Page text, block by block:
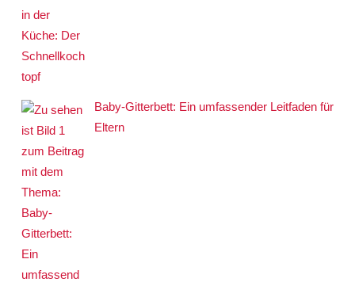
Baby-Gitterbett: Ein umfassender Leitfaden für
Eltern